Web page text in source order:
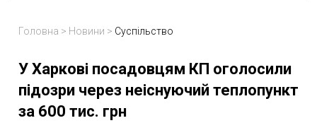
Головна > Новини > Суспільство
У Харкові посадовцям КП оголосили
підозри через неіснуючий теплопункт
за 600 тис. грн